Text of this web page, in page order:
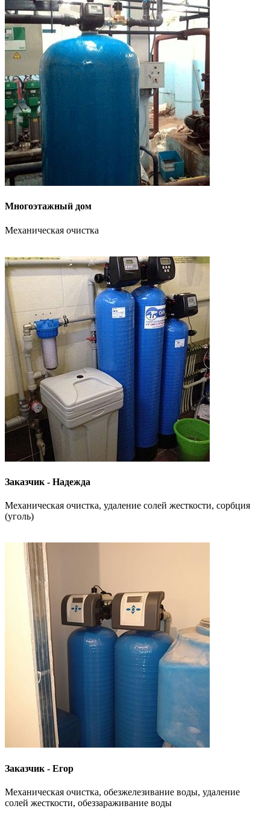
Многоэтажный дом
Механическая очистка
Заказчик - Надежда
Механическая очистка, удаление солей жесткости, сорбция
(уголь)
Заказчик - Егор
Механическая очистка, обезжелезивание воды, удаление
солей жесткости, обеззараживание воды